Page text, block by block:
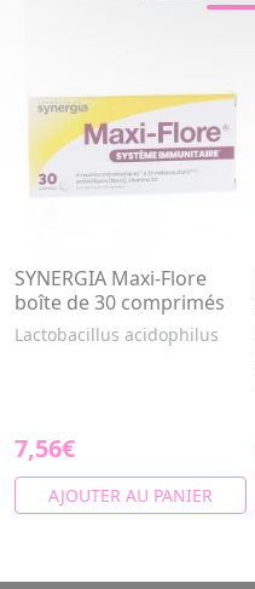
SYNERGIA Maxi-Flore
boîte de 30 comprimés
Lactobacillus acidophilus
7,56€
AJOUTER AU PANIER